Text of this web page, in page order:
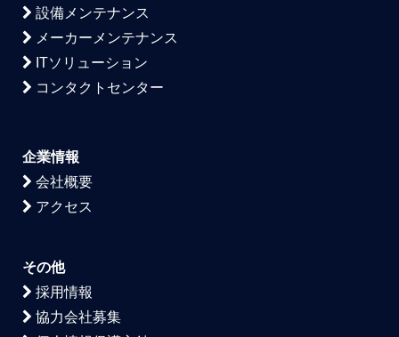
設備メンテナンス
メーカーメンテナンス
ITソリューション
コンタクトセンター
企業情報
会社概要
アクセス
その他
採用情報
協力会社募集